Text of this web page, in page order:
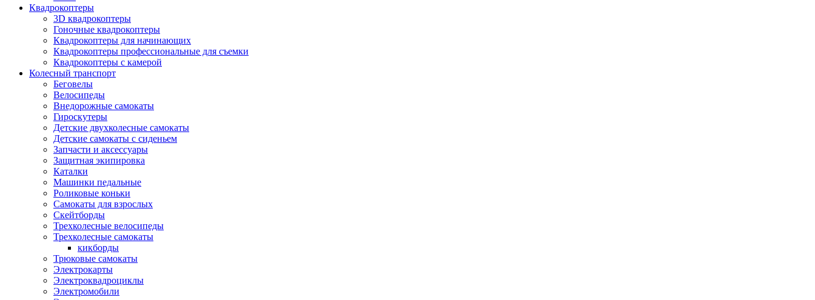
Квадрокоптеры
3D квадрокоптеры
Гоночные квадрокоптеры
Квадрокоптеры для начинающих
Квадрокоптеры профессиональные для съемки
Квадрокоптеры с камерой
Колесный транспорт
Беговелы
Велосипеды
Внедорожные самокаты
Гироскутеры
Детские двухколесные самокаты
Детские самокаты с сиденьем
Запчасти и аксессуары
Защитная экипировка
Каталки
Машинки педальные
Роликовые коньки
Самокаты для взрослых
Скейтборды
Трехколесные велосипеды
Трехколесные самокаты
кикборды
Трюковые самокаты
Электрокарты
Электроквадроциклы
Электромобили